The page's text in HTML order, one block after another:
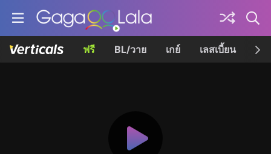
ฟรี BL/วาย เกย์ เลสเบี้ยน เค